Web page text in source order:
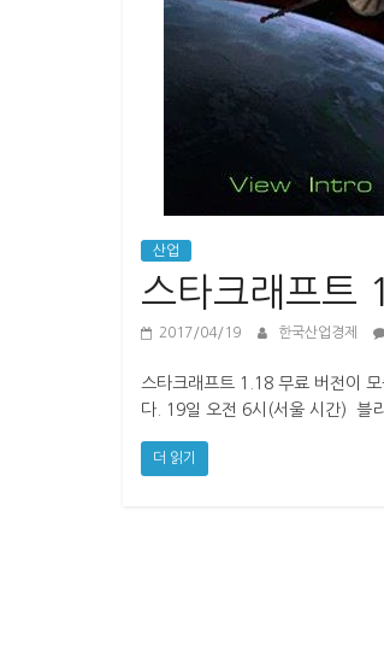
산업
스타크래프트
2017/04/19 한국산업경제
스타크래프트 1.18 무료 버전이
다. 19일 오전 6시(서울 시간) 블
더 읽기